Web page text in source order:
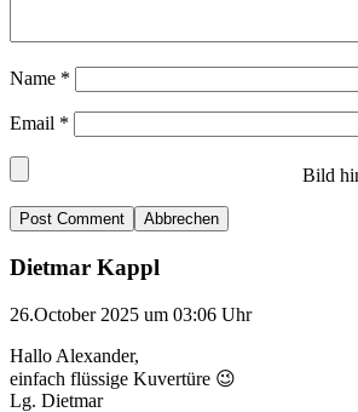
Name *
Email *
Bild
Abbrechen
Dietmar Kappl
26.October 2025 um 03:06 Uhr
Hallo Alexander,
einfach flüssige Kuvertüre 😉
Lg. Dietmar